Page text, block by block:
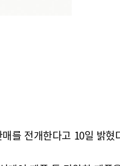
를 전개한다고 10일 밝혔